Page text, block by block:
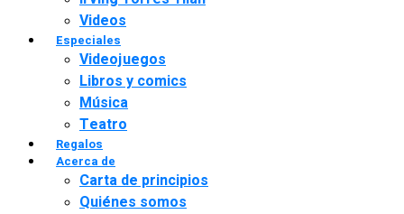
Videos
Especiales
Videojuegos
Libros y comics
Música
Teatro
Regalos
Acerca de
Carta de principios
Quiénes somos